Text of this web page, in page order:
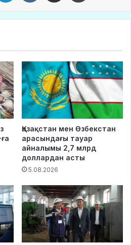
Қазақстан мен Өзбекстан
арасындағы тауар
айналымы 2,7 млрд
доллардан асты
5.08.2026